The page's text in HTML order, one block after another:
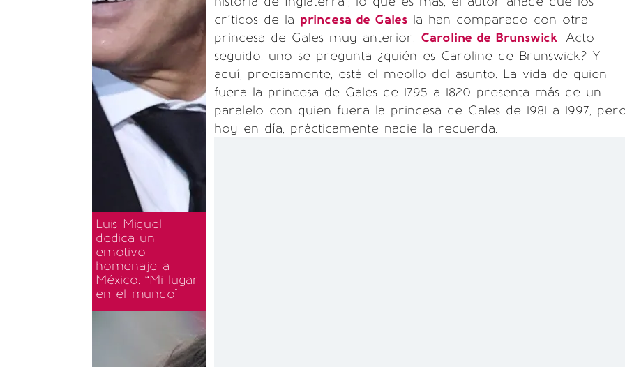
Luis Miguel
dedica un
emotivo
homenaje a
México: “Mi lugar
en el mundo"
críticos de la princesa de Gales la han comparado con otra
princesa de Gales muy anterior: Caroline de Brunswick. Acto
seguido, uno se pregunta ¿quién es Caroline de Brunswick? Y
aquí, precisamente, está el meollo del asunto. La vida de quien
fuera la princesa de Gales de 1795 a 1820 presenta más de un
paralelo con quien fuera la princesa de Gales de 1981 a 1997,
hoy en día, prácticamente nadie la recuerda.